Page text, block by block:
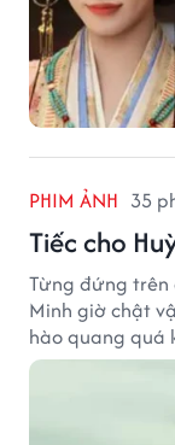
PHIM ẢNH 35
Tiếc cho
Từng đứng trên
Minh giờ chật
hào quang quá